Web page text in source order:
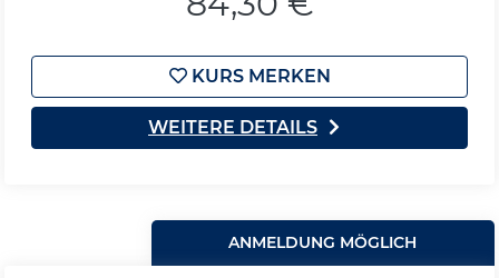
KURS MERKEN
WEITERE DETAILS
ANMELDUNG MÖGLICH